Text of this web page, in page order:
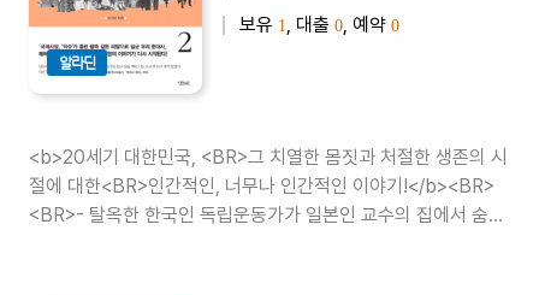
알라딘
보유 1 , 대출 0 , 예약 0
<b>20세기 대한민국, <BR>그 치열한 몸짓과 처절한 생존의 시
절에 대한<BR>인간적인, 너무나 인간적인 이야기!</b><BR>
<BR>- 탈옥한 한국인 독립운동가가 일본인 교수의 집에서 숨어